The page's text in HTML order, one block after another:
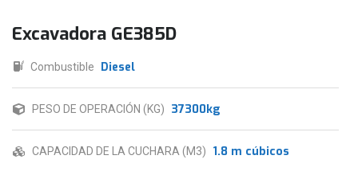
Excavadora GE385D
Combustible Diesel
PESO DE OPERACIÓN (KG) 37300kg
CAPACIDAD DE LA CUCHARA (M3) 1.8 m cúbicos